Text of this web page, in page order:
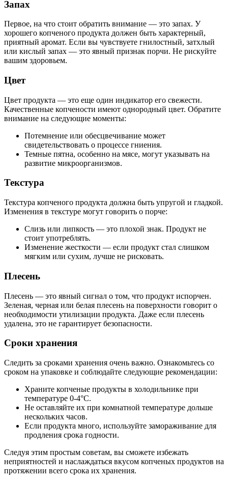
Запах
Первое, на что стоит обратить внимание — это запах. У
хорошего копченого продукта должен быть характерный,
приятный аромат. Если вы чувствуете гнилостный, затхлый
или кислый запах — это явный признак порчи. Не рискуйте
вашим здоровьем.
Цвет
Цвет продукта — это еще один индикатор его свежести.
Качественные копчености имеют однородный цвет. Обратите
внимание на следующие моменты:
Потемнение или обесцвечивание может
свидетельствовать о процессе гниения.
Темные пятна, особенно на мясе, могут указывать на
развитие микроорганизмов.
Текстура
Текстура копченого продукта должна быть упругой и гладкой.
Изменения в текстуре могут говорить о порче:
Слизь или липкость — это плохой знак. Продукт не
стоит употреблять.
Изменение жесткости — если продукт стал слишком
мягким или сухим, лучше не рисковать.
Плесень
Плесень — это явный сигнал о том, что продукт испорчен.
Зеленая, черная или белая плесень на поверхности говорит о
необходимости утилизации продукта. Даже если плесень
удалена, это не гарантирует безопасности.
Сроки хранения
Следить за сроками хранения очень важно. Ознакомьтесь со
сроком на упаковке и соблюдайте следующие рекомендации:
Храните копченые продукты в холодильнике при
температуре 0-4°C.
Не оставляйте их при комнатной температуре дольше
нескольких часов.
Если продукта много, используйте замораживание для
продления срока годности.
Следуя этим простым советам, вы сможете избежать
неприятностей и наслаждаться вкусом копченых продуктов на
протяжении всего срока их хранения.